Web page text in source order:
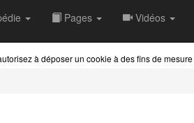
à déposer un cookie à des fins de
Pages Vidéos